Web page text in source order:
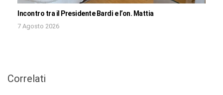
Incontro tra il Presidente Bardi e l’on. Mattia
7 Agosto 2026
Correlati